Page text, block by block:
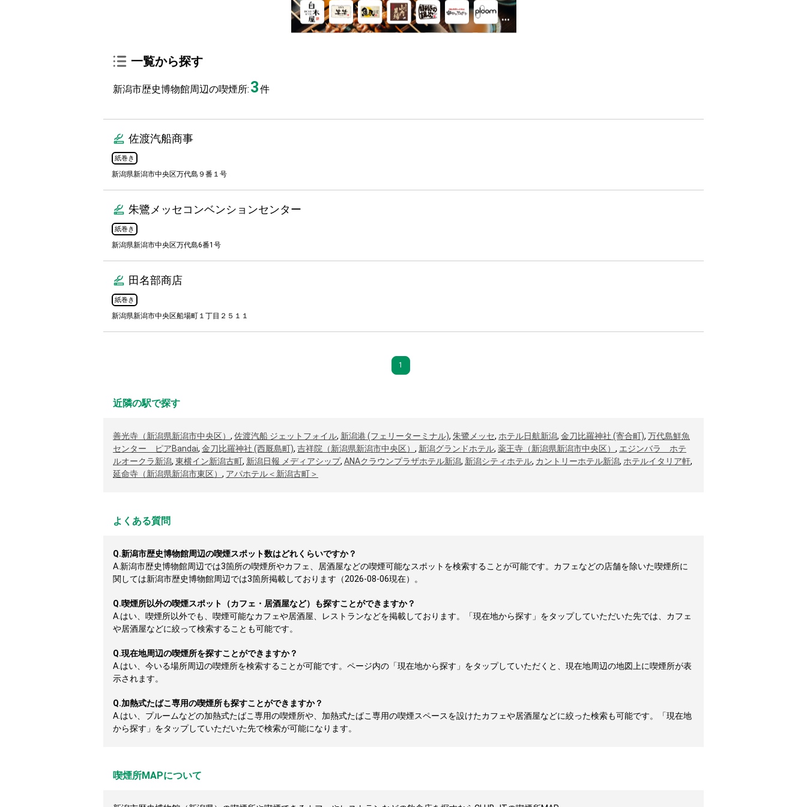
一覧から探す
新潟市歴史博物館周辺の喫煙所: 3件
佐渡汽船商事
紙巻き
新潟県新潟市中央区万代島９番１号
朱鷺メッセコンベンションセンター
紙巻き
新潟県新潟市中央区万代島6番1号
田名部商店
紙巻き
新潟県新潟市中央区船場町１丁目２５１１
1
近隣の駅で探す
善光寺（新潟県新潟市中央区） , 佐渡汽船 ジェットフォイル, 新潟港 (フェリーターミナル), 朱鷺メッセ, ホテル日航新潟, 金刀比羅神社 (寄合町), 万代島鮮魚
センター ピアBandai, 金刀比羅神社 (西厩島町), 吉祥院（新潟県新潟市中央区） , 新潟グランドホテル, 薬王寺（新潟県新潟市中央区） , エジンバラ ホテ
ルオークラ新潟, 東横イン新潟古町, 新潟日報 メディアシップ, ANAクラウンプラザホテル新潟, 新潟シティホテル, カントリーホテル新潟, ホテルイタリア軒,
延命寺（新潟県新潟市東区） , アパホテル＜新潟古町＞
よくある質問
Q.新潟市歴史博物館周辺の喫煙スポット数はどれくらいですか？
A. 新潟市歴史博物館周辺では3箇所の喫煙所やカフェ、居酒屋などの喫煙可能なスポットを検索することが可能です。カフェなどの店舗を除いた喫煙所に
関しては新潟市歴史博物館周辺では3箇所掲載しております（2026-08-06現在）。
Q.喫煙所以外の喫煙スポット（カフェ・居酒屋など）も探すことができますか？
A. はい、喫煙所以外でも、喫煙可能なカフェや居酒屋、レストランなどを掲載しております。「現在地から探す」をタップしていただいた先では、カフェ
や居酒屋などに絞って検索することも可能です。
Q.現在地周辺の喫煙所を探すことができますか？
A. はい、今いる場所周辺の喫煙所を検索することが可能です。ページ内の「現在地から探す」をタップしていただくと、現在地周辺の地図上に喫煙所が表
示されます。
Q.加熱式たばこ専用の喫煙所も探すことができますか？
A. はい、プルームなどの加熱式たばこ専用の喫煙所や、加熱式たばこ専用の喫煙スペースを設けたカフェや居酒屋などに絞った検索も可能です。「現在地
から探す」をタップしていただいた先で検索が可能になります。
喫煙所MAPについて